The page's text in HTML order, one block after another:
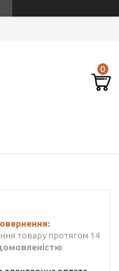
товару протягом 14